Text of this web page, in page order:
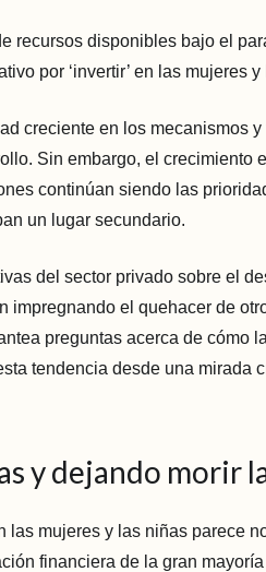
recursos disponibles bajo el
por ‘invertir’ en las mujeres y
creciente en los mecanismos
Sin embargo, el crecimiento
continúan siendo las
un lugar secundario.
del sector privado sobre el
impregnando el quehacer de
preguntas acerca de cómo
tendencia desde una mirada
y dejando morir
las mujeres y las niñas parece
financiera de la gran